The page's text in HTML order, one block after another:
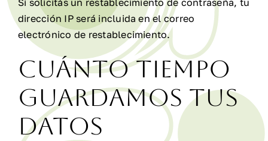
Si solicitás un restablecimiento de contraseña, tu
dirección IP será incluida en el correo
electrónico de restablecimiento.
Cuánto tiempo
guardamos tus
datos